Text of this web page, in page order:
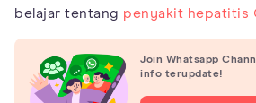
belajar tentang penyakit hepatitis
Join Whatsapp
info terupdate!